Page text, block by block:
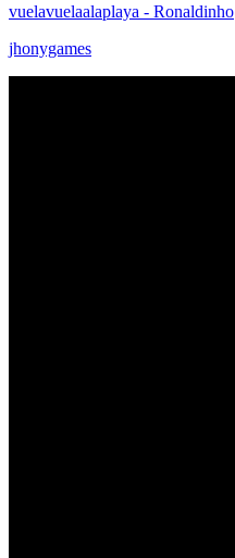
vuelavuelaalaplaya - Ronaldinho
jhonygames